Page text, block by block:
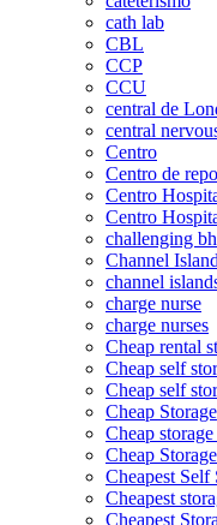
cath lab
CBL
CCP
CCU
central de
central
Centro
Centro de
Centro
Centro
challenging
Channel Island
channel
charge nurse
charge nurses
Cheap rental
Cheap self
Cheap self
Cheap Storage
Cheap
Cheap
Cheapest Self
Cheapest
Cheapest